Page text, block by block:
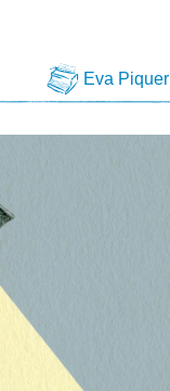
Eva Piquer